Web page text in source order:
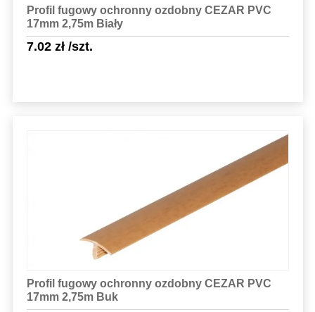
Profil fugowy ochronny ozdobny CEZAR PVC
17mm 2,75m Biały
7.02 zł/szt.
Profil fugowy ochronny ozdobny CEZAR PVC
17mm 2,75m Buk